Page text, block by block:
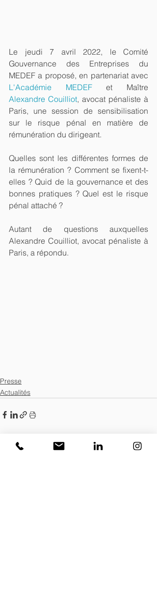
Le jeudi 7 avril 2022, le Comité
Gouvernance des Entreprises du
L'Académie MEDEF
Alexandre Couilliot, avocat pénaliste à
Paris, une session de sensibilisation
sur le risque pénal en matière de
rémunération du dirigeant.
Quelles sont les différentes formes de
la rémunération ? Comment se fixent-t-
elles ? Quid de la gouvernance et des
bonnes pratiques ? Quel est le risque
pénal attaché ?
Autant de questions auxquelles
Alexandre Couilliot, avocat pénaliste à
Paris, a répondu.
Presse
Actualités
Posts récents Voir tout